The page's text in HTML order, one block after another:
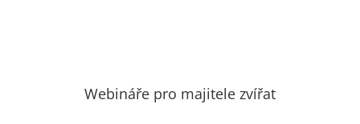
Webináře pro majitele zvířat